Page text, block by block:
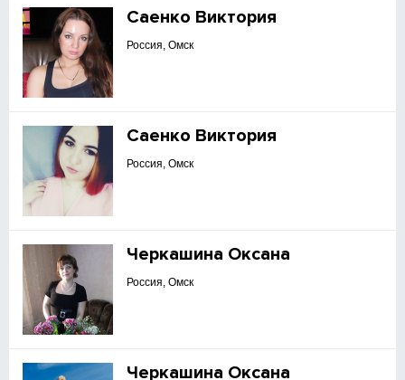
Саенко Виктория
Россия, Омск
Саенко Виктория
Россия, Омск
Черкашина Оксана
Россия, Омск
Черкашина Оксана